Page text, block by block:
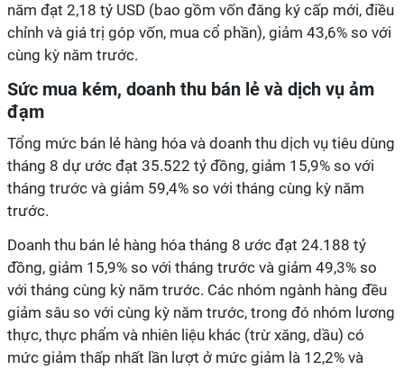
năm đạt 2,18 tỷ USD (bao gồm vốn đăng ký cấp mới, điều
chỉnh và giá trị góp vốn, mua cổ phần), giảm 43,6% so với
cùng kỳ năm trước.
Sức mua kém, doanh thu bán lẻ và dịch vụ ảm
đạm
Tổng mức bán lẻ hàng hóa và doanh thu dịch vụ tiêu dùng
tháng 8 dự ước đạt 35.522 tỷ đồng, giảm 15,9% so với
tháng trước và giảm 59,4% so với tháng cùng kỳ năm
trước.
Doanh thu bán lẻ hàng hóa tháng 8 ước đạt 24.188 tỷ
đồng, giảm 15,9% so với tháng trước và giảm 49,3% so
với tháng cùng kỳ năm trước. Các nhóm ngành hàng đều
giảm sâu so với cùng kỳ năm trước, trong đó nhóm lương
thực, thực phẩm và nhiên liệu khác (trừ xăng, dầu) có
mức giảm thấp nhất lần lượt ở mức giảm là 12,2% và